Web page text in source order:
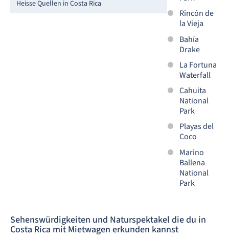
Heisse Quellen in Costa Rica
Rincón de
la Vieja
Bahía
Drake
La Fortuna
Waterfall
Cahuita
National
Park
Playas del
Coco
Marino
Ballena
National
Park
Sehenswürdigkeiten und Naturspektakel die du in
Costa Rica mit Mietwagen erkunden kannst